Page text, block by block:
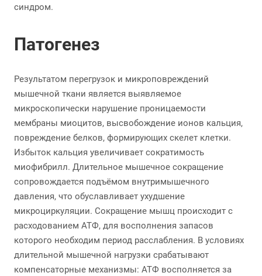
синдром.
Патогенез
Результатом перегрузок и микроповреждений
мышечной ткани является выявляемое
микроскопически нарушение проницаемости
мембраны миоцитов, высвобождение ионов кальция,
повреждение белков, формирующих скелет клетки.
Избыток кальция увеличивает сократимость
миофибрилл. Длительное мышечное сокращение
сопровождается подъёмом внутримышечного
давления, что обуславливает ухудшение
микроциркуляции. Сокращение мышц происходит с
расходованием АТФ, для восполнения запасов
которого необходим период расслабления. В условиях
длительной мышечной нагрузки срабатывают
компенсаторные механизмы: АТФ восполняется за